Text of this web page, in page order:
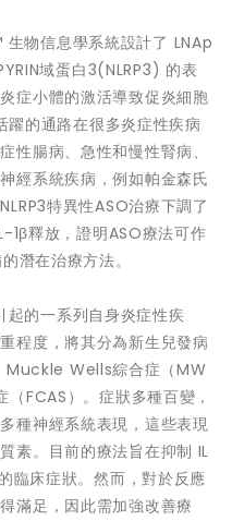
物信息學系統設計了 LNAp
域蛋白3(NLRP3) 的表
症小體的激活導致促炎細胞
躍的通路在很多炎症性疾病
性腸病、急性和慢性腎病、
經系統疾病，例如帕金森氏
特異性ASO治療下調了
1β釋放，證明ASO療法可作
潛在治療方法。
起的一系列自身炎症性疾
程度，將其分為新生兒發病
Muckle Wells綜合症（MW
FCAS）。症狀多種百變，
種神經系統表現，這些表現
素。目前的療法旨在抑制 IL
臨床症狀。然而，對於反應
滿足，因此需加強改善療